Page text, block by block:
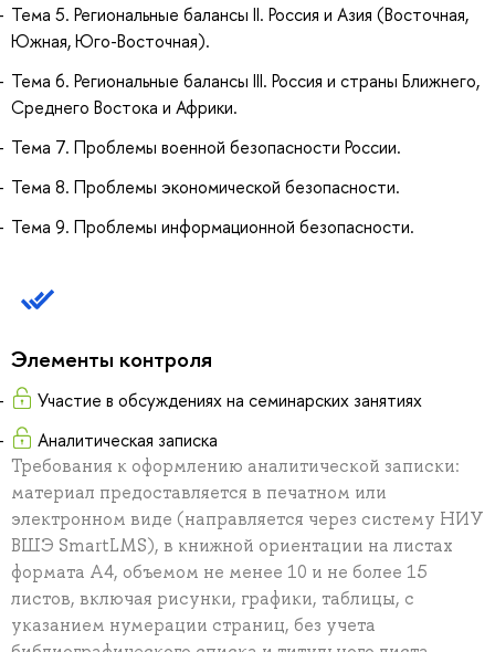
Тема 5. Региональные балансы II. Россия и Азия (Восточная,
Южная, Юго-Восточная).
Тема 6. Региональные балансы III. Россия и страны Ближнего,
Среднего Востока и Африки.
Тема 7. Проблемы военной безопасности России.
Тема 8. Проблемы экономической безопасности.
Тема 9. Проблемы информационной безопасности.
Элементы контроля
Участие в обсуждениях на семинарских занятиях
Аналитическая записка
Требования к оформлению аналитической записки:
материал предоставляется в печатном или
электронном виде (направляется через систему НИУ
ВШЭ SmartLMS), в книжной ориентации на листах
формата А4, объемом не менее 10 и не более 15
листов, включая рисунки, графики, таблицы, с
указанием нумерации страниц, без учета